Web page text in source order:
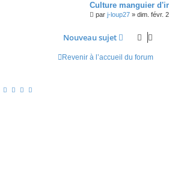
Culture manguier
par j-loup27 » dim. févr.
Nouveau sujet
Revenir à l’accueil du forum